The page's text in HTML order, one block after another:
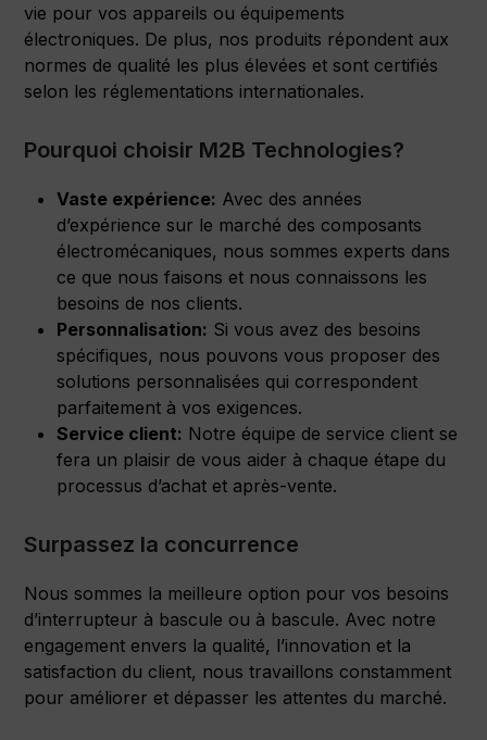
vie pour vos appareils ou équipements
électroniques. De plus, nos produits répondent aux
normes de qualité les plus élevées et sont certifiés
selon les réglementations internationales.
Pourquoi choisir M2B Technologies?
Vaste expérience: Avec des années
d’expérience sur le marché des composants
électromécaniques, nous sommes experts dans
ce que nous faisons et nous connaissons les
besoins de nos clients.
Personnalisation: Si vous avez des besoins
spécifiques, nous pouvons vous proposer des
solutions personnalisées qui correspondent
parfaitement à vos exigences.
Service client: Notre équipe de service client se
fera un plaisir de vous aider à chaque étape du
processus d’achat et après-vente.
Surpassez la concurrence
Nous sommes la meilleure option pour vos besoins
d’interrupteur à bascule ou à bascule. Avec notre
engagement envers la qualité, l’innovation et la
satisfaction du client, nous travaillons constamment
pour améliorer et dépasser les attentes du marché.